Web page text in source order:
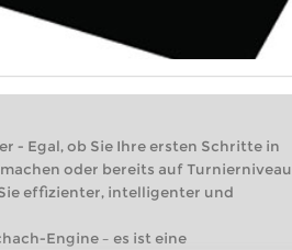
- Egal, ob Sie Ihre ersten Schritte in
oder bereits auf Turnierniveau
effizienter, intelligenter und
Engine – es ist eine